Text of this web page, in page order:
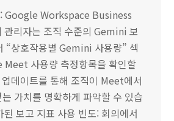
: Google Workspace Business
리자는 조직 수준의 Gemini 보
“상호작용별 Gemini 사용량” 섹
사용량 측정항목을 확인할
데이트를 통해 조직이 Meet에서
가치를 명확하게 파악할 수 있습
보고 지표 사용 빈도: 회의에서